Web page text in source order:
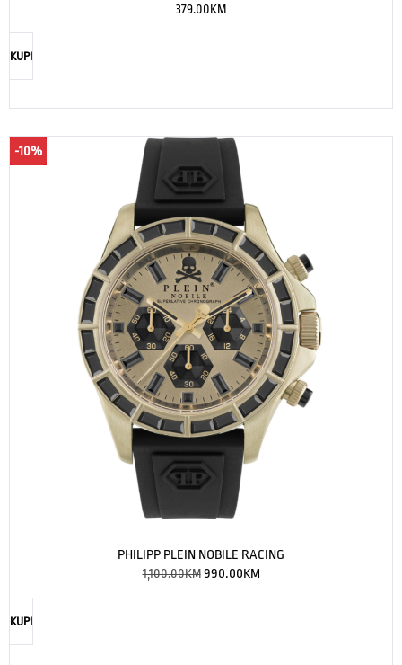
379.00KM
KUPI
-10%
PHILIPP PLEIN NOBILE RACING
1,100.00KM 990.00KM
KUPI